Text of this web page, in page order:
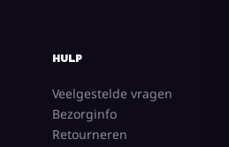
HULP
Veelgestelde vragen
Bezorginfo
Retourneren